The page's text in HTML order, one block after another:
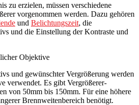
zu erzielen, müssen verschiedene
vorgenommen werden. Dazu gehören
und Belichtungszeit, die
und die Einstellung der Kontraste und
Objektive
und gewünschter Vergrößerung werden
verwendet. Es gibt Vergrößerer-
von 50mm bis 150mm. Für eine höhere
Brennweitenbereich benötigt.